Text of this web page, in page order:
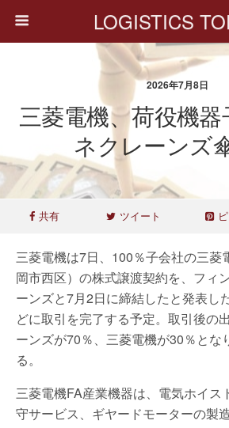
LOGISTICS
2026年7月8日
三菱電機、荷役機
ネクレーンズ
共有 ツイート
三菱電機は7日、100％子会社の三菱
岡市西区）の株式譲渡契約を、フィ
ーンズと7月2日に締結したと発表し
どに取引を完了する予定。取引後の
ーンズが70％、三菱電機が30％とな
る。
三菱電機FA産業機器は、電気ホイス
守サービス、ギヤードモーターの製